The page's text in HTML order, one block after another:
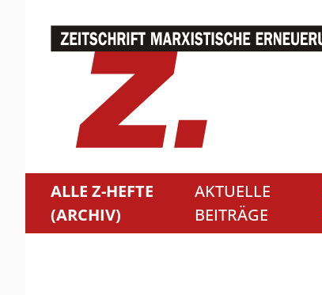
ALLE Z-HEFTE
(ARCHIV)
AKTUELLE
BEITRÄGE